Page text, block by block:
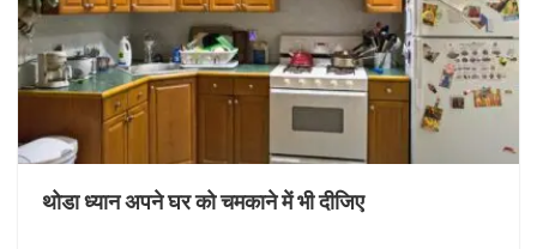
थोडा ध्यान अपने घर को चमकाने में भी दीजिए